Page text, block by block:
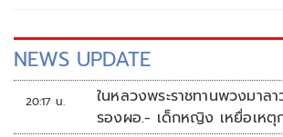
NEWS UPDATE
20:17 น.
ในหลวงพระราชทานพวงมาล
รองผอ.- เด็กหญิง เหยื่อเหตุ